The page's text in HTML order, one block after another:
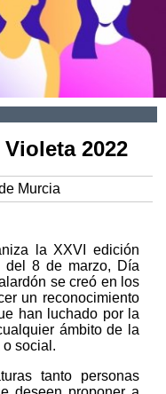
2022
Murcia
la XXVI edición
8 de marzo, Día
se creó en los
un reconocimiento
han luchado por la
ámbito de la
social.
tanto personas